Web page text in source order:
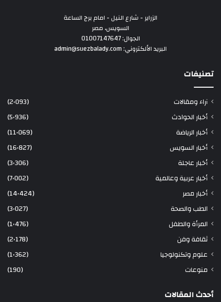
الزراير - شارع النيل - امام برج الساعة
السويس، مصر
الجوال: 01007147647
البريد الألكتروني: admin@suezbalady.com
تصنيفات
آراء ومقالات
(2٬093)
أخبار الحوادث
(5٬936)
أخبار الرياضة
(11٬069)
أخبار السويس
(16٬827)
أخبار عاجلة
(3٬306)
أخبار عربية وعالمية
(7٬002)
أخبار مصر
(14٬424)
الطب والصحة
(3٬027)
المرأة والطفل
(1٬476)
ثقافة وفن
(2٬178)
علوم وتكنولوجيا
(1٬362)
منوعات
(190)
أحدث المقالات